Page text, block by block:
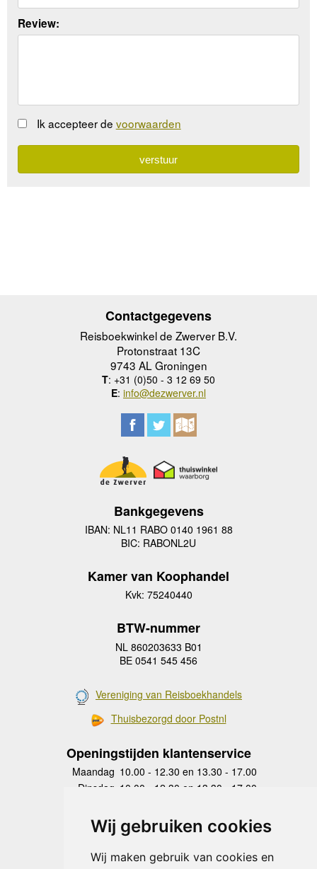
Wij gebruiken cookies
Wij maken gebruik van cookies en
Review:
Ik accepteer de voorwaarden
Contactgegevens
Reisboekwinkel de Zwerver B.V.
Protonstraat 13C
9743 AL Groningen
T: +31 (0)50 - 3 12 69 50
E: info@dezwerver.nl
Bankgegevens
IBAN: NL11 RABO 0140 1961 88
BIC: RABONL2U
Kamer van Koophandel
Kvk: 75240440
BTW-nummer
NL 860203633 B01
BE 0541 545 456
Vereniging van Reisboekhandels
Thuisbezorgd door Postnl
Openingstijden klantenservice
Maandag 10.00 - 12.30 en 13.30 - 17.00
Dinsdag 10.00 - 12.30 en 13.30 - 17.00
Donderdag
10.00 - 12.30 en 13.30 - 17.00
Vrijdag 10.00 - 12.30 en 13.30 - 17.00
Zaterdag
gesloten
Zondag gesloten